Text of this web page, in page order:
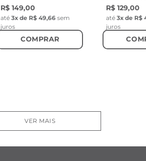
R$ 149,00
até 3x de R$ 49,66 sem
juros
COMPRAR
R$ 129,00
até 3x de R$
juros
VER MAIS